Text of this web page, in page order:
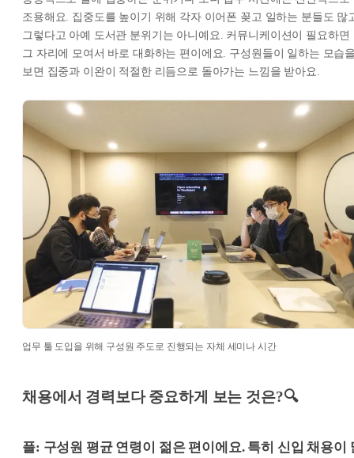
조용해요. 집중도를 높이기 위해 각자 이어폰 꽂고 일하는 분들도 많
그렇다고 아예 도서관 분위기는 아니예요. 커뮤니케이션이 필요하면
그 자리에 모여서 바로 대화하는 편이에요. 구성원들이 일하는 모습
보면 집중과 이완이 적절한 리듬으로 돌아가는 느낌을 받아요.
업무 툴 도입을 위해 구성원 주도로 진행되는 자체 세미나 시간
채용에서 경력보다 중요하게 보는 것은?🔍
플: 구성원 평균 연령이 젊은 편이에요. 특히 신입 채용이